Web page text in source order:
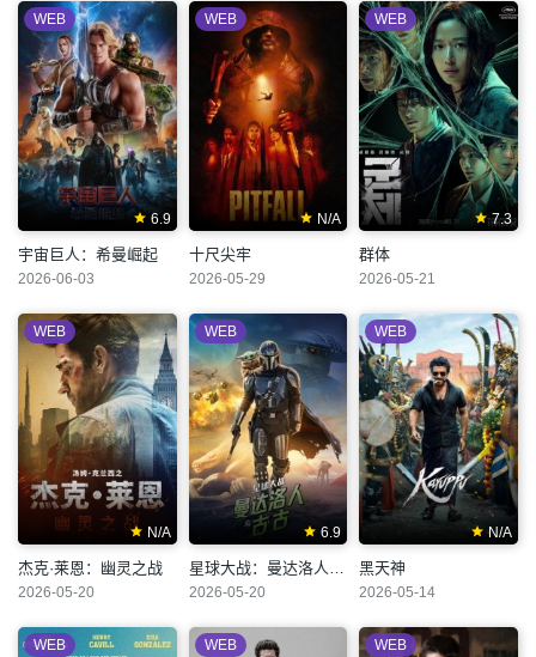
6.9
WEB
宇宙巨人：希曼崛起
2026-06-03
N/A
WEB
十尺尖牢
2026-05-29
7.3
WEB
群体
2026-05-21
N/A
WEB
杰克·莱恩：幽灵之战
2026-05-20
6.9
WEB
2026-05-20
N/A
WEB
黑天神
2026-05-14
WEB WEB WEB